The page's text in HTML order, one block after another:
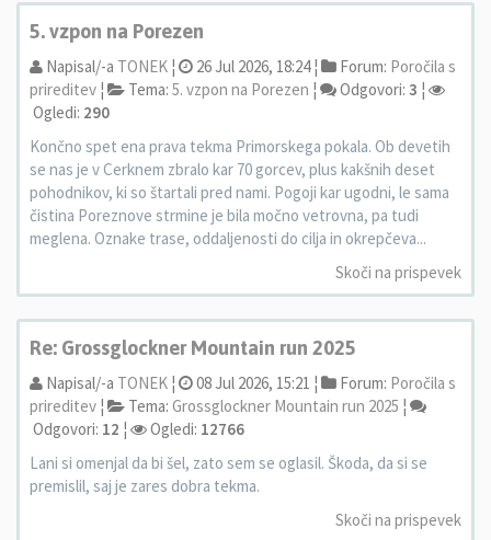
5. vzpon na Porezen
Napisal/-a TONEK ¦ 26 Jul 2026, 18:24 ¦ Forum: Poročila s
prireditev ¦ Tema: 5. vzpon na Porezen ¦ Odgovori: 3 ¦
Ogledi: 290
Končno spet ena prava tekma Primorskega pokala. Ob devetih
se nas je v Cerknem zbralo kar 70 gorcev, plus kakšnih deset
pohodnikov, ki so štartali pred nami. Pogoji kar ugodni, le sama
čistina Poreznove strmine je bila močno vetrovna, pa tudi
meglena. Oznake trase, oddaljenosti do cilja in okrepčeva...
Skoči na prispevek
Re: Grossglockner Mountain run 2025
Napisal/-a TONEK ¦ 08 Jul 2026, 15:21 ¦ Forum: Poročila s
prireditev ¦ Tema: Grossglockner Mountain run 2025 ¦
Odgovori: 12 ¦ Ogledi: 12766
Lani si omenjal da bi šel, zato sem se oglasil. Škoda, da si se
premislil, saj je zares dobra tekma.
Skoči na prispevek